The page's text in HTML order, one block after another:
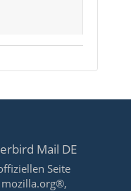
Mail DE
Seite